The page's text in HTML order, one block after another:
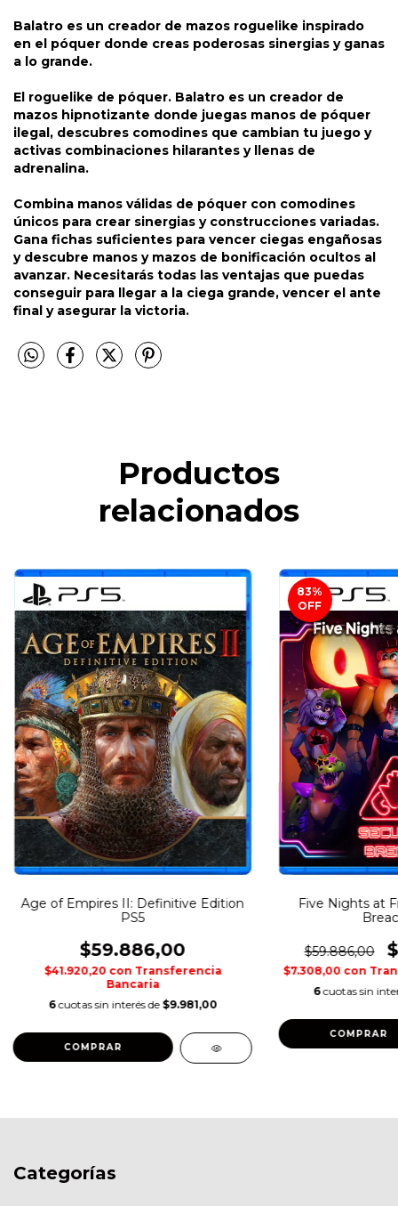
Balatro es un creador de mazos roguelike inspirado
en el póquer donde creas poderosas sinergias y ganas
a lo grande.
El roguelike de póquer. Balatro es un creador de
mazos hipnotizante donde juegas manos de póquer
ilegal, descubres comodines que cambian tu juego y
activas combinaciones hilarantes y llenas de
adrenalina.
Combina manos válidas de póquer con comodines
únicos para crear sinergias y construcciones variadas.
Gana fichas suficientes para vencer ciegas engañosas
y descubre manos y mazos de bonificación ocultos al
avanzar. Necesitarás todas las ventajas que puedas
conseguir para llegar a la ciega grande, vencer el ante
final y asegurar la victoria.
Productos
relacionados
Age of Empires II: Definitive Edition
PS5
$59.886,00
$41.920,20 con Transferencia
Bancaria
6 cuotas sin interés de $9.981,00
COMPRAR
83%
OFF
Five Nights at
$59.886,00
$7.308,00 con
6 cuotas sin
COMPRAR
Categorías